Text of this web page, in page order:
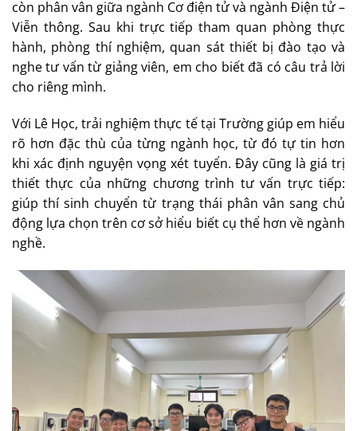
còn phân vân giữa ngành Cơ điện tử và ngành Điện tử –
Viễn thông. Sau khi trực tiếp tham quan phòng thực
hành, phòng thí nghiệm, quan sát thiết bị đào tạo và
nghe tư vấn từ giảng viên, em cho biết đã có câu trả lời
cho riêng mình.
Với Lê Học, trải nghiệm thực tế tại Trường giúp em hiểu
rõ hơn đặc thù của từng ngành học, từ đó tự tin hơn
khi xác định nguyện vọng xét tuyển. Đây cũng là giá trị
thiết thực của những chương trình tư vấn trực tiếp:
giúp thí sinh chuyển từ trạng thái phân vân sang chủ
động lựa chọn trên cơ sở hiểu biết cụ thể hơn về ngành
nghề.